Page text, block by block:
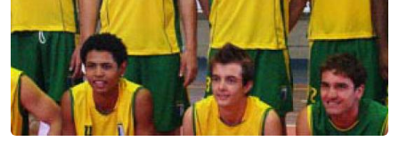
Editora
Rádio
Museu